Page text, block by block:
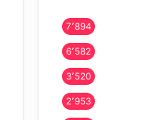
7٬894
6٬582
3٬520
2٬953